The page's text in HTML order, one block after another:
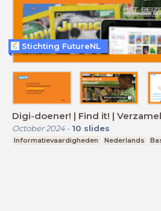
Digi-doener! | Find it! |
October 2024- 10 slides
Informatievaardigheden Nederlands
Stichting FutureNL